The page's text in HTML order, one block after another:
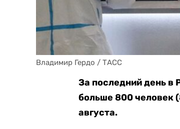
Владимир Гердо / ТАСС
За последний день в
больше 800 человек
августа.